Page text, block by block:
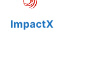
ImpactX